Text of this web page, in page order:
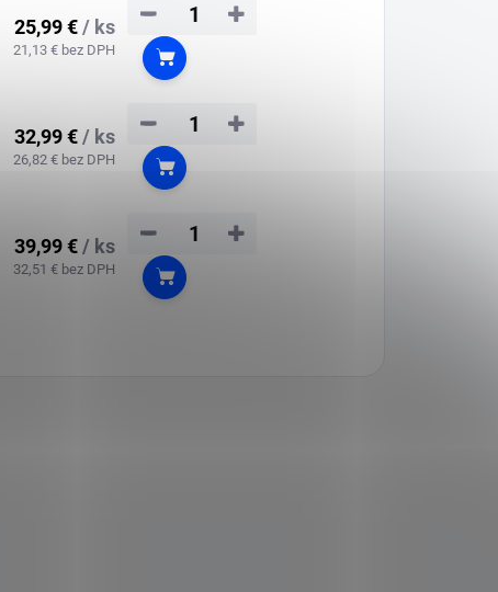
25,99 €/ ks
21,13 € bez DPH
+
−
Do košíka
32,99 €/ ks
26,82 € bez DPH
+
−
Do košíka
39,99 €/ ks
32,51 € bez DPH
+
−
Do košíka